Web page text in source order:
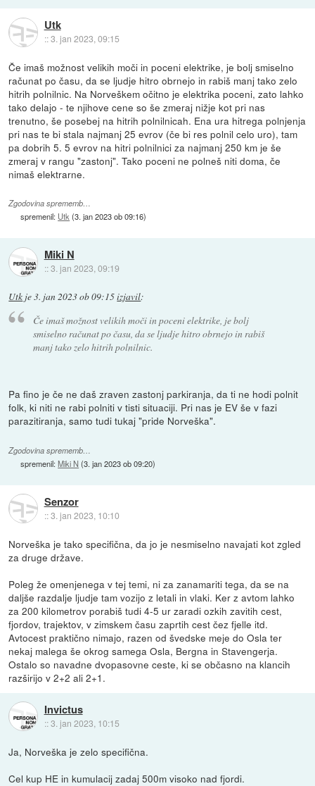
Utk
::3. jan 2023, 09:15
Če imaš možnost velikih moči in poceni elektrike, je bolj smiselno
računat po času, da se ljudje hitro obrnejo in rabiš manj tako zelo
hitrih polnilnic. Na Norveškem očitno je elektrika poceni, zato lahko
tako delajo - te njihove cene so še zmeraj nižje kot pri nas
trenutno, še posebej na hitrih polnilnicah. Ena ura hitrega polnjenja
pri nas te bi stala najmanj 25 evrov (če bi res polnil celo uro), tam
pa dobrih 5. 5 evrov na hitri polnilnici za najmanj 250 km je še
zmeraj v rangu "zastonj". Tako poceni ne polneš niti doma, če
nimaš elektrarne.
Zgodovina sprememb…
spremenil: Utk (3. jan 2023 ob 09:16)
Miki N
::3. jan 2023, 09:19
Utk je3. jan 2023 ob 09:15izjavil:
Če imaš možnost velikih moči in poceni elektrike, je bolj
smiselno računat po času, da se ljudje hitro obrnejo in rabiš
manj tako zelo hitrih polnilnic.
Pa fino je če ne daš zraven zastonj parkiranja, da ti ne hodi polnit
folk, ki niti ne rabi polniti v tisti situaciji. Pri nas je EV še v fazi
parazitiranja, samo tudi tukaj "pride Norveška".
Zgodovina sprememb…
spremenil:Miki N (3. jan 2023 ob 09:20)
Senzor
::3. jan 2023, 10:10
Norveška je tako specifična, da jo je nesmiselno navajati kot zgled
za druge države.
Poleg že omenjenega v tej temi, ni za zanamariti tega, da se na
daljše razdalje ljudje tam vozijo z letali in vlaki. Ker z avtom lahko
za 200 kilometrov porabiš tudi 4-5 ur zaradi ozkih zavitih cest,
fjordov, trajektov, v zimskem času zaprtih cest čez fjelle itd.
Avtocest praktično nimajo, razen od švedske meje do Osla ter
nekaj malega še okrog samega Osla, Bergna in Stavengerja.
Ostalo so navadne dvopasovne ceste, ki se občasno na klancih
razširijo v 2+2 ali 2+1.
Invictus
::3. jan 2023, 10:15
Ja, Norveška je zelo specifična.
Cel kup HE in kumulacij zadaj 500m visoko nad fjordi.